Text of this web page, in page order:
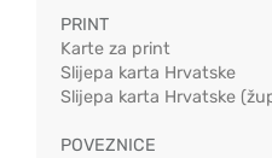
PRINT
Karte za print
Slijepa karta Hrvatske
Slijepa karta Hrvatske
POVEZNICE